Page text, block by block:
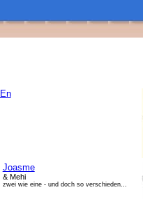
En
Joasme
& Mehi
zwei wie eine - und doch so verschieden...